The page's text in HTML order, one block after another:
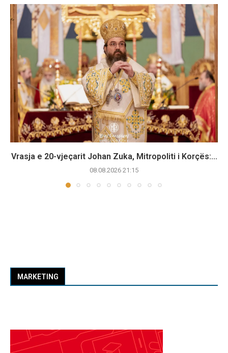
Vrasja e 20-vjeçarit Johan Zuka, Mitropoliti i Korçës:...
08.08.2026 21:15
MARKETING